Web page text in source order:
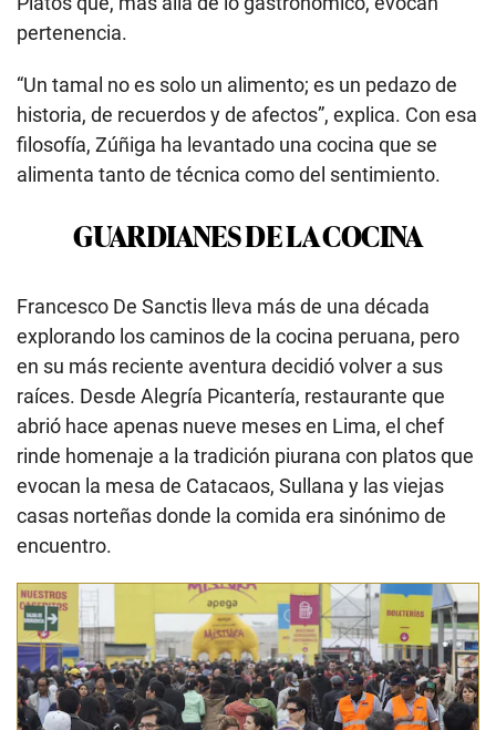
pertenencia.
“Un tamal no es solo un alimento; es un pedazo de
historia, de recuerdos y de afectos”, explica. Con esa
filosofía, Zúñiga ha levantado una cocina que se
alimenta tanto de técnica como del sentimiento.
GUARDIANES DE LA COCINA
Francesco De Sanctis lleva más de una década
explorando los caminos de la cocina peruana, pero
en su más reciente aventura decidió volver a sus
raíces. Desde Alegría Picantería, restaurante que
abrió hace apenas nueve meses en Lima, el chef
rinde homenaje a la tradición piurana con platos que
evocan la mesa de Catacaos, Sullana y las viejas
casas norteñas donde la comida era sinónimo de
encuentro.